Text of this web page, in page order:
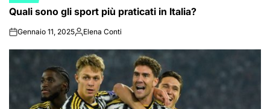
IN
Quali sono gli sport più praticati in Italia?
onGennaio 11, 2025Posted
Elena Conti